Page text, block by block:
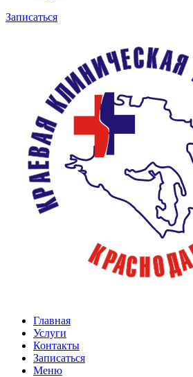
Записаться
Главная
Услуги
Контакты
Записаться
Меню